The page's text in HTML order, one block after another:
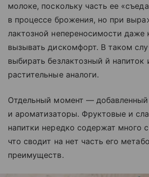
молоке, поскольку часть ее
в процессе брожения, но при
лактозной непереносимости
вызывать дискомфорт. В таком
выбирать безлактозный й напиток
растительные аналоги.
Отдельный момент — добавленный
и ароматизаторы. Фруктовые и
напитки нередко содержат много
что сводит на нет часть его
преимуществ.